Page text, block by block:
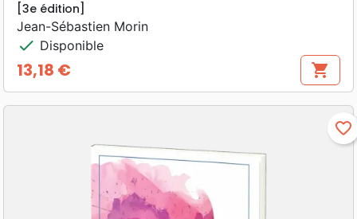
[3e édition]
Jean-Sébastien Morin
check Disponible
Prix
13,18 € shopping_cart
favorite_border